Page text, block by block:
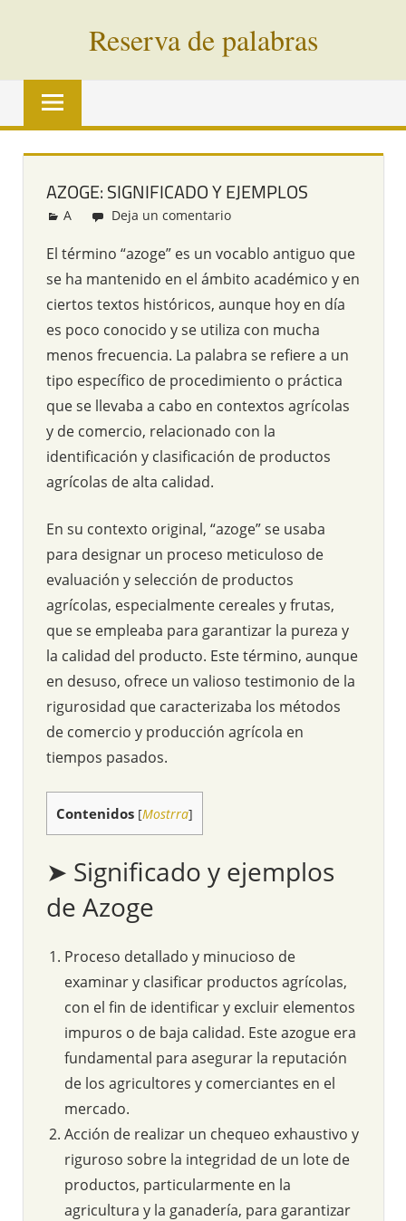
Reserva de palabras
Palabras
vías
todo
mundo
AZOGE: SIGNIFICADO Y EJEMPLOS
Redacción
A Deja un comentario
El término “azoge” es un vocablo antiguo que
se ha mantenido en el ámbito académico y en
ciertos textos históricos, aunque hoy en día
es poco conocido y se utiliza con mucha
menos frecuencia. La palabra se refiere a un
tipo específico de procedimiento o práctica
que se llevaba a cabo en contextos agrícolas
y de comercio, relacionado con la
identificación y clasificación de productos
agrícolas de alta calidad.
En su contexto original, “azoge” se usaba
para designar un proceso meticuloso de
evaluación y selección de productos
agrícolas, especialmente cereales y frutas,
que se empleaba para garantizar la pureza y
la calidad del producto. Este término, aunque
en desuso, ofrece un valioso testimonio de la
rigurosidad que caracterizaba los métodos
de comercio y producción agrícola en
tiempos pasados.
Contenidos [Mostrra]
➤ Significado y ejemplos
de Azoge
Proceso detallado y minucioso de
examinar y clasificar productos agrícolas,
con el fin de identificar y excluir elementos
impuros o de baja calidad. Este azogue era
fundamental para asegurar la reputación
de los agricultores y comerciantes en el
mercado.
Acción de realizar un chequeo exhaustivo y
riguroso sobre la integridad de un lote de
productos, particularmente en la
agricultura y la ganadería, para garantizar